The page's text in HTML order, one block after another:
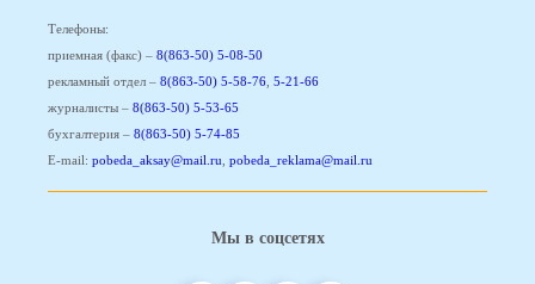
Телефоны:
приемная (факс) – 8(863-50) 5-08-50
рекламный отдел – 8(863-50) 5-58-76, 5-21-66
журналисты – 8(863-50) 5-53-65
бухгалтерия – 8(863-50) 5-74-85
E-mail: pobeda_aksay@mail.ru, pobeda_reklama@mail.ru
Мы в соцсетях